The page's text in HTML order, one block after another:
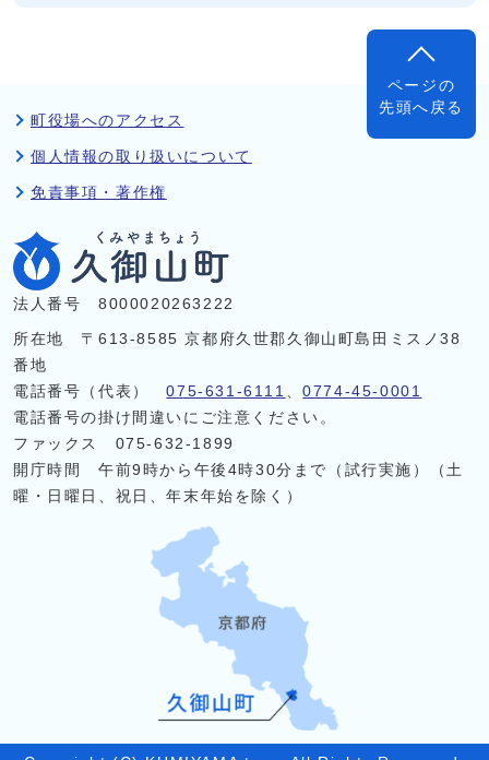
ページの
先頭へ戻る
町役場へのアクセス
個人情報の取り扱いについて
免責事項・著作権
法人番号 8000020263222
所在地 〒613-8585 京都府久世郡久御山町島田ミスノ38
番地
電話番号（代表）075-631-6111 、0774-45-0001
電話番号の掛け間違いにご注意ください。
ファックス 075-632-1899
開庁時間 午前9時から午後4時30分まで（試行実施）（土
曜・日曜日、祝日、年末年始を除く）